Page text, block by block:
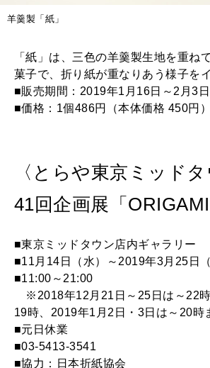
羊羹製「紙」
「紙」は、三色の羊羹製生地を重ね
菓子で、折り紙が重なりあう様子を
■販売期間：2019年1月16日～2月3
■価格：1個486円（本体価格 450円）
〈とらや東京ミッド
41回企画展「ORIGAMI
■東京ミッドタウン店内ギャラリー
■11月14日（水）～2019年3月25日（
■11:00～21:00
※2018年12月21日～25日は～22時
19時、2019年1月2日・3日は～20時
■元日休業
■03-5413-3541
■協力：日本折紙協会